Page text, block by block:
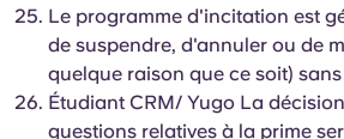
Le programme d'incitation est
de suspendre, d'annuler ou de
quelque raison que ce soit)
Étudiant CRM/ Yugo La
questions relatives à la prime